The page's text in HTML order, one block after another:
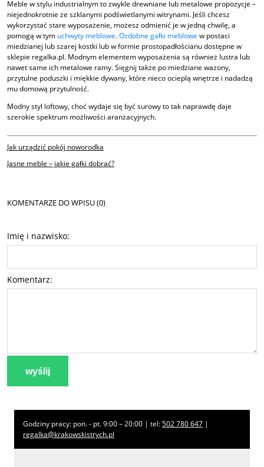
Meble w stylu industrialnym to zwykle drewniane lub metalowe propozycje –
niejednokrotnie ze szklanymi podświetlanymi witrynami. Jeśli chcesz
wykorzystać stare wyposażenie, możesz odmienić je w jedną chwilę, a
pomogą w tym uchwyty meblowe.Ozdobne gałki meblowe w postaci
miedzianej lub szarej kostki lub w formie prostopadłościanu dostępne w
sklepie regalka.pl. Modnym elementem wyposażenia są również lustra lub
nawet same ich metalowe ramy. Sięgnij także po miedziane wazony,
przytulne poduszki i miękkie dywany, które nieco ocieplą wnętrze i nadadzą
mu domową przytulność.
Modny styl loftowy, choć wydaje się być surowy to tak naprawdę daje
szerokie spektrum możliwości aranżacyjnych.
Jak urządzić pokój noworodka
Jasne meble – jakie gałki dobrać?
KOMENTARZE DO WPISU (0)
Imię i nazwisko:
Komentarz:
wyślij
Godziny pracy: pon. - pt. 9:00 – 20:00 | tel:502 780 647 |
regalka@krakowskistrych.pl